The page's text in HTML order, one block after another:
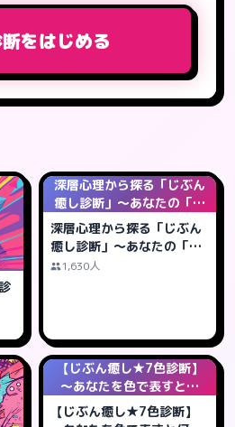
をはじめる
深層心理から探る「じぶん
癒し診断」～あなたの「癒
しの鍵」は何?
深層心理から探る「じぶん
癒し診断」～あなたの「癒
しの鍵」は何?
1,630人
【じぶん癒し★7色診断】
～あなたを色で表すと何
色?
【じぶん癒し★7色診断】